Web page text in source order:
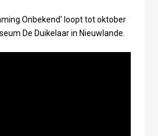
Onbekend' loopt tot oktober
De Duikelaar in Nieuwlande.